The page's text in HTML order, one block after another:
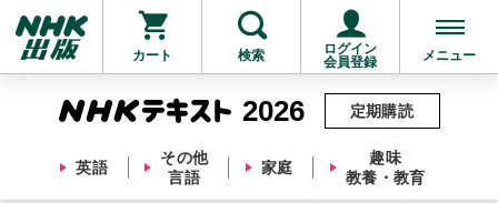
カート 検索
ログイン
会員登録
メニュー
2026
英語
その他
言語
家庭
趣味
教養・教育
定期購読